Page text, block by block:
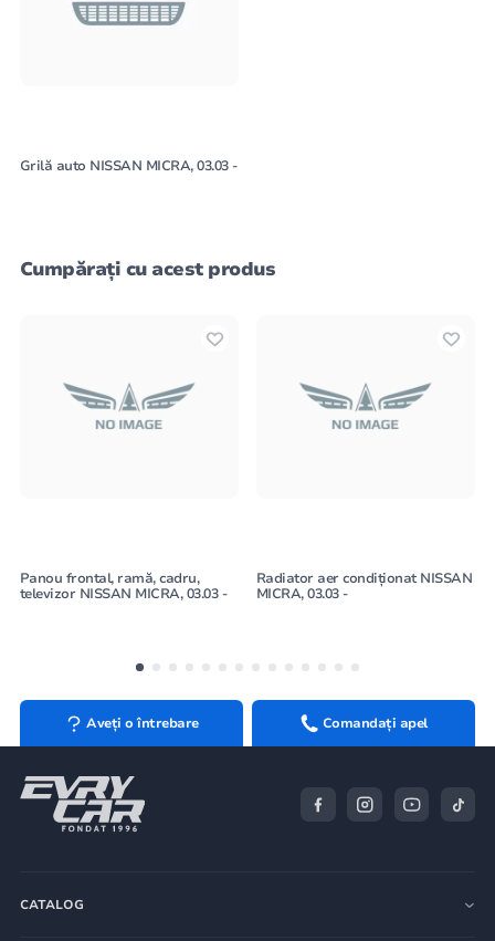
Grilă auto NISSAN MICRA, 03.03 -
Cumpărați cu acest produs
Panou frontal, ramă, cadru,
televizor NISSAN MICRA, 03.03 -
Radiator aer condiționat NISSAN
MICRA, 03.03 -
Aveți o întrebare Comandați apel
CATALOG